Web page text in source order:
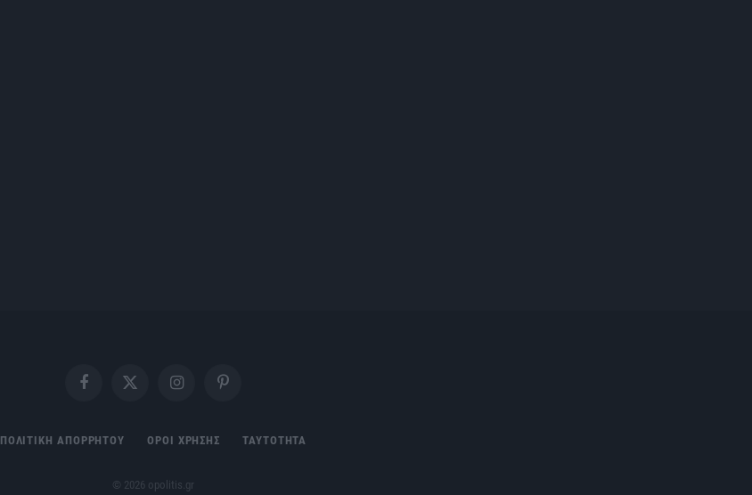
FacebookX
InstagramPinterest
ΠΟΛΙΤΙΚΗ ΑΠΟΡΡΗΤΟΥ ΟΡΟΙ ΧΡΗΣΗΣ ΤΑΥΤΟΤΗΤΑ
© 2026 opolitis.gr